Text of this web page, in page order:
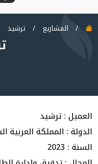
/ المشاريع / ترشيد
العميل : ترشيد
الدولة : المملكة العربية
السنة : 2023